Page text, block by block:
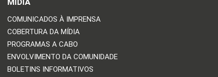
COMUNICADOS À IMPRENSA
COBERTURA DA MÍDIA
PROGRAMAS A CABO
ENVOLVIMENTO DA COMUNIDADE
BOLETINS INFORMATIVOS